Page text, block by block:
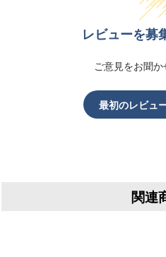
レビューを募
ご意見をお聞か
最初のレビュ
関連